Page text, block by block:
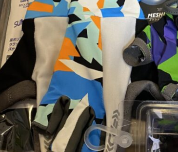
クマン
プラス
や、女
性向け
ウェア
専門店
マン女
子があ
る
1.2
ブラ
ンド
の春